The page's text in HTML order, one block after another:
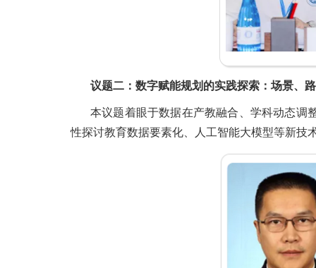
议题二：数字赋能规划的实践探索：场景、
本议题着眼于数据在产教融合、学科动态调
性探讨教育数据要素化、人工智能大模型等新技